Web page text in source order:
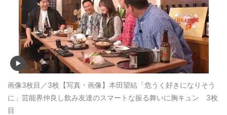
画像3枚目／3枚 【写真・画像】本田望結「危うく好きになりそう
に」芸能界仲良し飲み友達のスマートな振る舞いに胸キュン 3枚
目